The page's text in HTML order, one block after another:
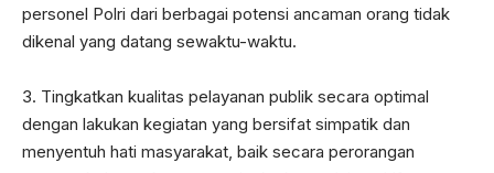
personel Polri dari berbagai potensi ancaman orang tidak
dikenal yang datang sewaktu-waktu.
3. Tingkatkan kualitas pelayanan publik secara optimal
dengan lakukan kegiatan yang bersifat simpatik dan
menyentuh hati masyarakat, baik secara perorangan